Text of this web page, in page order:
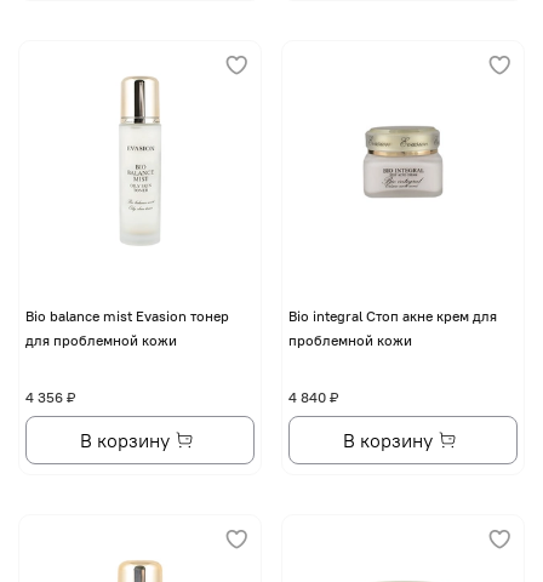
Bio balance mist Evasion тонер
для проблемной кожи
4 356 ₽
В корзину
Bio integral Стоп акне крем для
проблемной кожи
4 840 ₽
В корзину